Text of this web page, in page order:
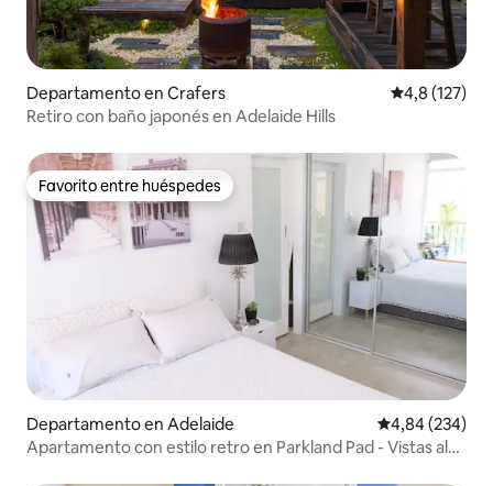
Departamento en Crafers Calificación
4,8 (127)
Retiro con baño japonés en Adelaide Hills
Favorito entre huéspedes
Favorito entre huéspedes
Departamento en Adelaide Calificación
4,84 (234)
Apartamento con estilo retro en Parkland Pad - Vistas al